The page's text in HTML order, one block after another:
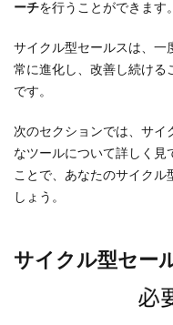
ーチを行うことができます。
サイクル型セールスは、一
常に進化し、改善し続ける
です。
次のセクションでは、サ
なツールについて詳しく見
ことで、あなたのサイク
しょう。
サイクル型セー